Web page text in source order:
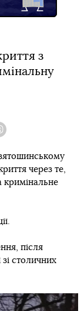
з
Viber
через те,
кримінальне
після
столичних